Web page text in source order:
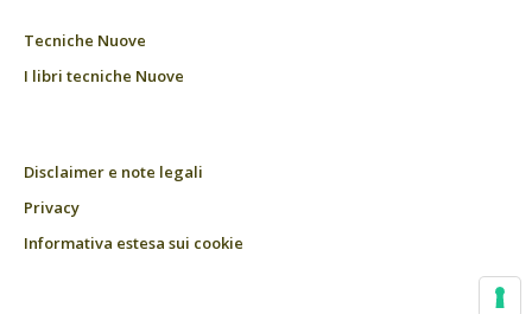
Tecniche Nuove
I libri tecniche Nuove
Disclaimer e note legali
Privacy
Informativa estesa sui cookie